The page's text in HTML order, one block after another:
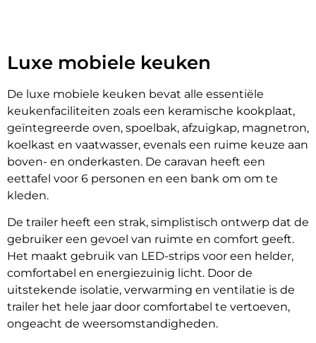
Luxe mobiele keuken
De luxe mobiele keuken bevat alle essentiële
keukenfaciliteiten zoals een keramische kookplaat,
geïntegreerde oven, spoelbak, afzuigkap, magnetron,
koelkast en vaatwasser, evenals een ruime keuze aan
boven- en onderkasten. De caravan heeft een
eettafel voor 6 personen en een bank om om te
kleden.
De trailer heeft een strak, simplistisch ontwerp dat de
gebruiker een gevoel van ruimte en comfort geeft.
Het maakt gebruik van LED-strips voor een helder,
comfortabel en energiezuinig licht. Door de
uitstekende isolatie, verwarming en ventilatie is de
trailer het hele jaar door comfortabel te vertoeven,
ongeacht de weersomstandigheden.